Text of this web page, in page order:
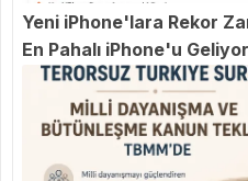
Yeni iPhone'lara Rekor
En Pahalı iPhone'u Geliyor